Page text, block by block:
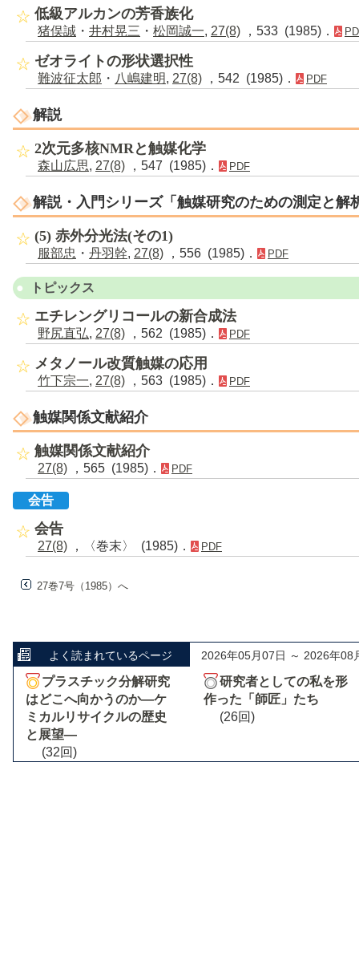
低級アルカンの芳香族化
猪俣誠 ・ 井村晃三 ・ 松岡誠一, 27(8) ，533 (1985)．
ゼオライトの形状選択性
難波征太郎 ・ 八嶋建明, 27(8) ，542 (1985)． PDF
解説
2次元多核NMRと触媒化学
森山広思, 27(8) ，547 (1985)． PDF
解説・入門シリーズ「触媒研究のための測定と解
(5) 赤外分光法(その1)
服部忠 ・ 丹羽幹, 27(8) ，556 (1985)． PDF
トピックス
エチレングリコールの新合成法
野尻直弘, 27(8) ，562 (1985)． PDF
メタノール改質触媒の応用
竹下宗一, 27(8) ，563 (1985)． PDF
触媒関係文献紹介
触媒関係文献紹介
27(8) ，565 (1985)． PDF
会告
会告
27(8) ，〈巻末〉 (1985)． PDF
27巻7号（1985）へ
よく読まれているページ 2026年05月07日 ～ 2026年08
プラスチック分解研究
はどこへ向かうのか―ケ
ミカルリサイクルの歴史
と展望―
(32回)
研究者としての私を形
作った「師匠」たち
(26回)